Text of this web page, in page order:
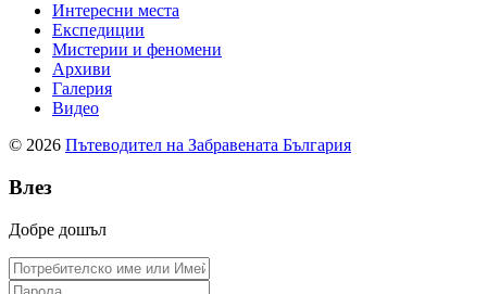
Интересни места
Експедиции
Мистерии и феномени
Архиви
Галерия
Видео
© 2026 Пътеводител на Забравената България
Влез
Добре дошъл